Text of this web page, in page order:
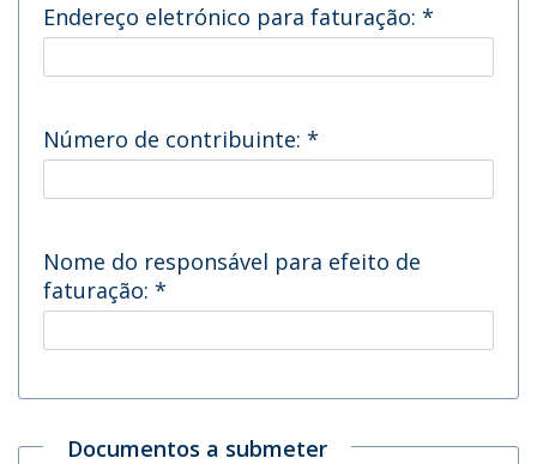
Endereço eletrónico para faturação: *
Número de contribuinte: *
Nome do responsável para efeito de
faturação: *
Documentos a submeter